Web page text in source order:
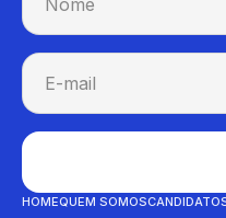
HOMEQUEM SOMOS